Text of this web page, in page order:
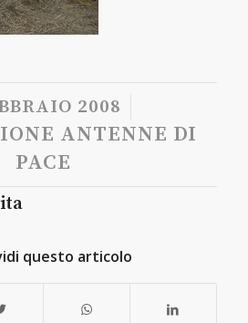
2008
/
ANTENNE DI
PACE
questo articolo